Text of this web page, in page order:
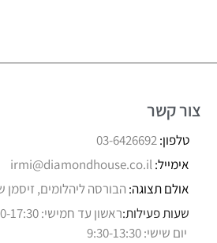
צור קשר
טלפון:03-6426692
אימייל:irmi@diamondhouse.co.il
אולם תצוגה: הבורסה ליהלומים, זיסמן שלום 1,
שעות פעילות:ראשון עד חמישי: 9:30-17:30
יום שישי: 9:30-13:30